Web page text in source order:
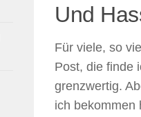
Und
Für viele, so
Post, die finde
grenzwertig.
ich bekommen